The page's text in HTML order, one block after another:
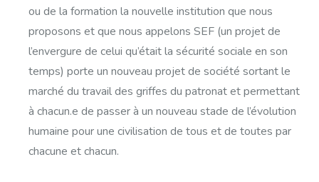
ou de la formation la nouvelle institution que nous
proposons et que nous appelons SEF (un projet de
l’envergure de celui qu’était la sécurité sociale en son
temps) porte un nouveau projet de société sortant le
marché du travail des griffes du patronat et permettant
à chacun.e de passer à un nouveau stade de l’évolution
humaine pour une civilisation de tous et de toutes par
chacune et chacun.